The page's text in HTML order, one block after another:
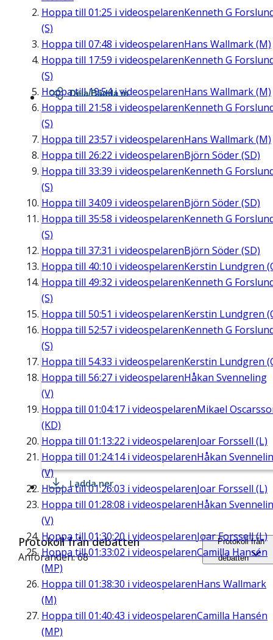
Hoppa till 01:25 i videospelarenKenneth G
(S)
Hoppa till 07:48 i videospelarenHans Wallmark (M)
Hoppa till 17:59 i videospelarenKenneth G
(S)
Hoppa till19:54i videospelarenHans Wallmark (M)
Hoppa till 21:58 i videospelarenKenneth G
(S)
Hoppa till 23:57 i videospelarenHans Wallmark (M)
Hoppa till 26:22 i videospelarenBjörn Söder (SD)
Hoppa till 33:39 i videospelarenKenneth G
(S)
Hoppa till 34:09 i videospelarenBjörn Söder (SD)
Hoppa till 35:58 i videospelarenKenneth G
(S)
Hoppa till 37:31 i videospelarenBjörn Söder (SD)
Hoppa till 40:10 i videospelarenKerstin Lundgren
Hoppa till 49:32 i videospelarenKenneth G
(S)
Hoppa till 50:51 i videospelarenKerstin Lundgren
Hoppa till 52:57 i videospelarenKenneth G
(S)
Hoppa till 54:33 i videospelarenKerstin Lundgren
Hoppa till 56:27 i videospelarenHåkan Svenneling
(V)
Hoppa till 01:04:17 i videospelarenMikael
(KD)
Hoppa till 01:13:22 i videospelarenJoar Forssell (L)
Hoppa till 01:24:14i videospelarenHåkan
(V)
Hoppa till01:26:03 i videospelarenJoar Forssell (L)
Hoppa till 01:28:08 i videospelarenHåkan
(V)
Hoppa till 01:30:20 i videospelarenJoar Forssell (L)
Hoppa till01:33:02 i videospelarenCamilla Hansén
(MP)
Hoppa till 01:38:30 i videospelarenHans Wallmark
(M)
Hoppa till 01:40:43 i videospelarenCamilla Hansén
(MP)
Dela/Bädda in
Ladda ner
Protokoll från debatten
Anföranden: 68
Protokoll från
debatten